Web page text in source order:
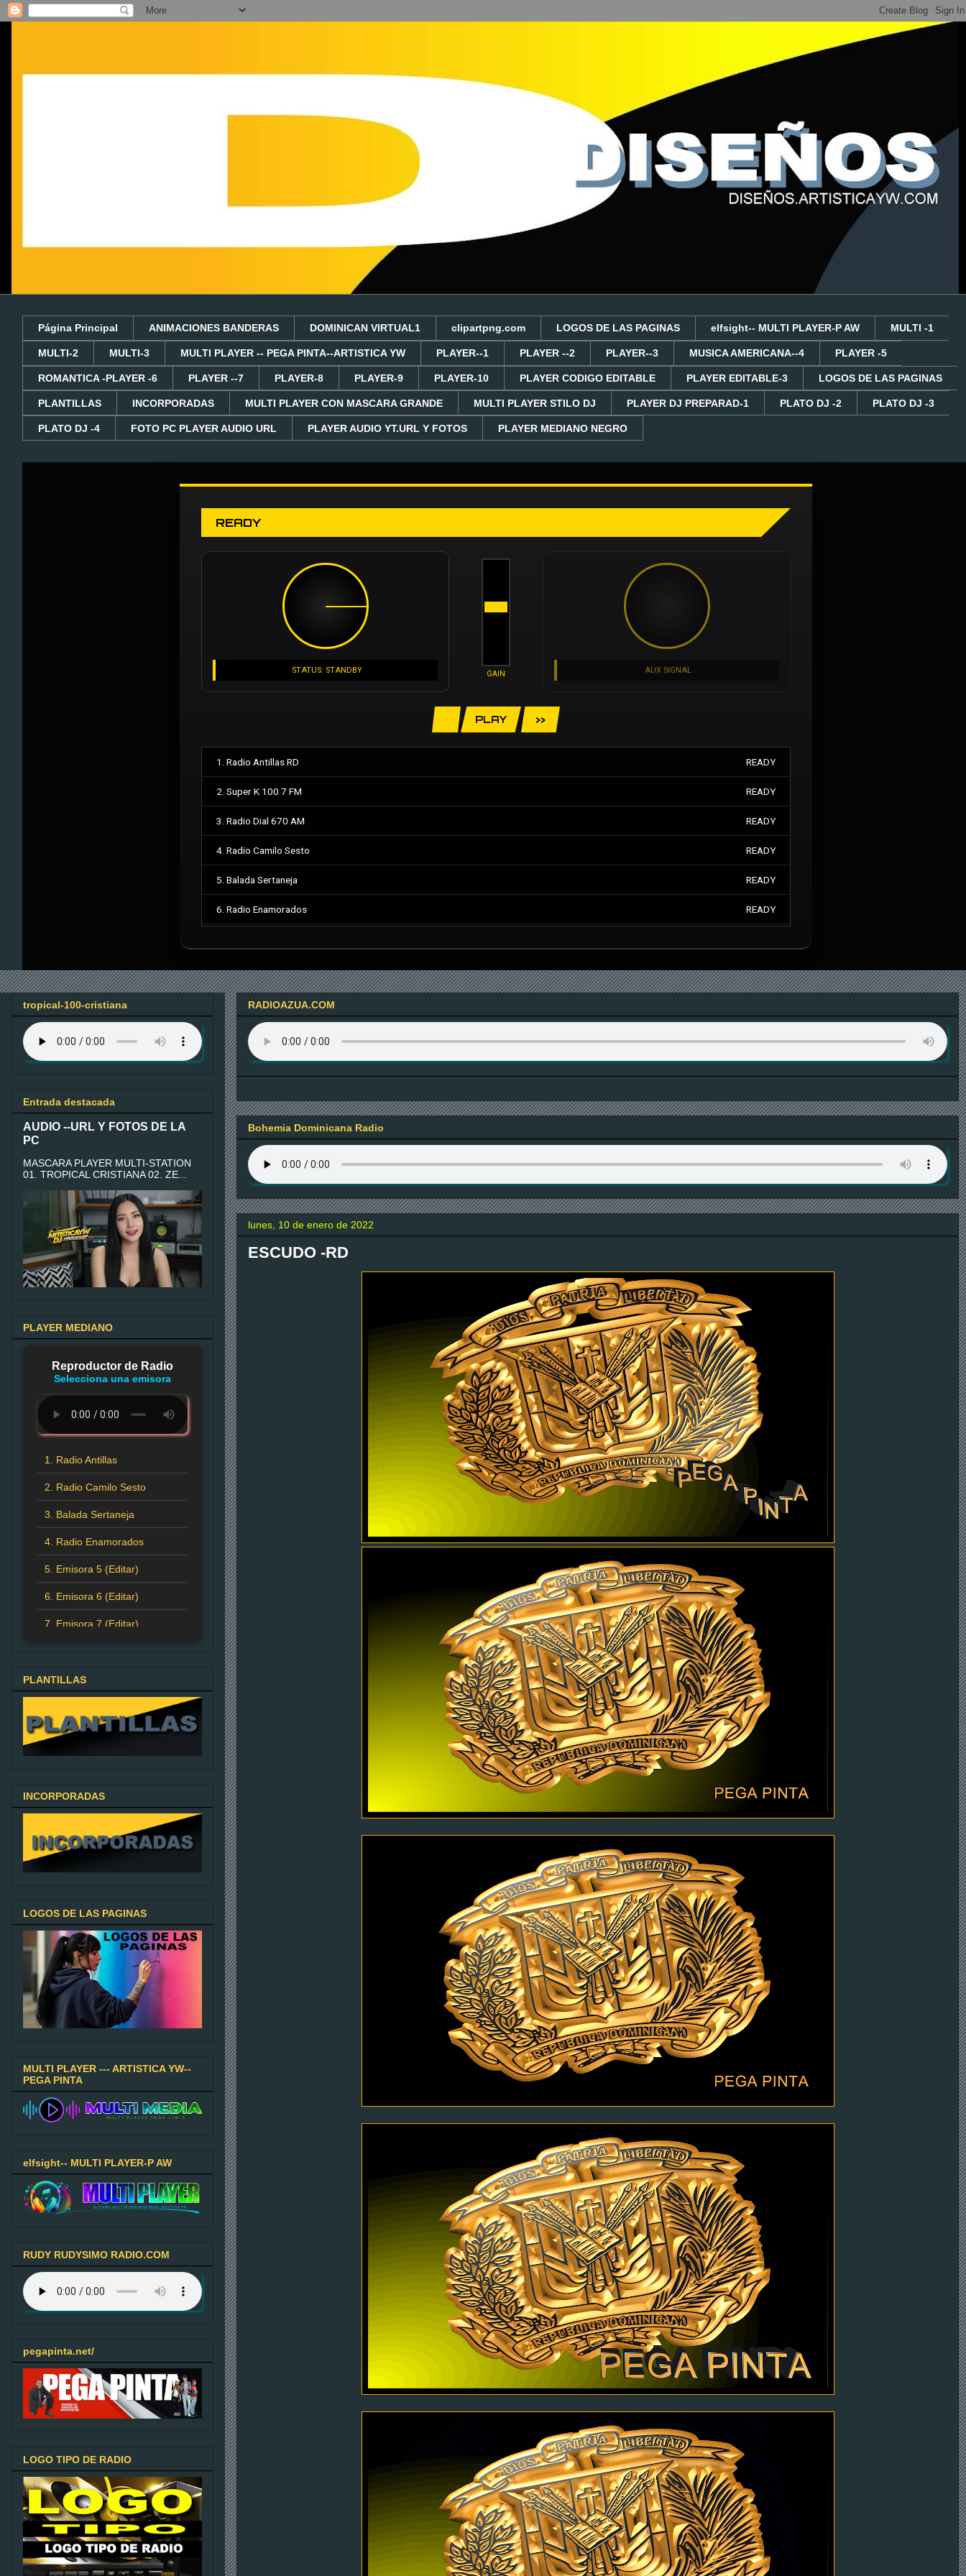
Página Principal ANIMACIONES BANDERAS DOMINICAN VIRTUAL1 clipartpng.com LOGOS DE LAS PAGINAS elfsight-- MULTI PLAYER-P AW MULTI -1
MULTI-2 MULTI-3 MULTI PLAYER -- PEGA PINTA--ARTISTICA YW PLAYER--1 PLAYER --2 PLAYER--3 MUSICA AMERICANA--4 PLAYER -5
ROMANTICA -PLAYER -6 PLAYER --7 PLAYER-8 PLAYER-9 PLAYER-10 PLAYER CODIGO EDITABLE PLAYER EDITABLE-3 LOGOS DE LAS PAGINAS
PLANTILLAS INCORPORADAS MULTI PLAYER CON MASCARA GRANDE MULTI PLAYER STILO DJ PLAYER DJ PREPARAD-1 PLATO DJ -2 PLATO DJ -3
PLATO DJ -4 FOTO PC PLAYER AUDIO URL PLAYER AUDIO YT.URL Y FOTOS PLAYER MEDIANO NEGRO
READY
STATUS: STANDBY GAIN AUX SIGNAL
PLAY >>
1. Radio Antillas RD READY
2. Super K 100.7 FM READY
3. Radio Dial 670 AM READY
4. Radio Camilo Sesto READY
5. Balada Sertaneja READY
6. Radio Enamorados READY
RADIOAZUA.COM
Bohemia Dominicana Radio
lunes, 10 de enero de 2022
ESCUDO -RD
tropical-100-cristiana
Entrada destacada
AUDIO --URL Y FOTOS DE LA
PC
MASCARA PLAYER MULTI-STATION
01. TROPICAL CRISTIANA 02. ZE...
PLAYER MEDIANO
Reproductor de Radio
Selecciona una emisora
1. Radio Antillas
2. Radio Camilo Sesto
3. Balada Sertaneja
4. Radio Enamorados
5. Emisora 5 (Editar)
6. Emisora 6 (Editar)
7. Emisora 7 (Editar)
PLANTILLAS
INCORPORADAS
LOGOS DE LAS PAGINAS
MULTI PLAYER --- ARTISTICA YW--
PEGA PINTA
elfsight-- MULTI PLAYER-P AW
RUDY RUDYSIMO RADIO.COM
pegapinta.net/
LOGO TIPO DE RADIO